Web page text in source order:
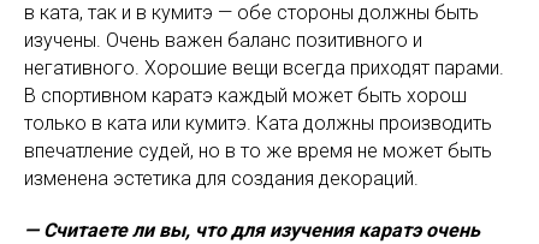
в ката, так и в кумитэ — обе стороны должны быть
изучены. Очень важен баланс позитивного и
негативного. Хорошие вещи всегда приходят парами.
В спортивном каратэ каждый может быть хорош
только в ката или кумитэ. Ката должны производить
впечатление судей, но в то же время не может быть
изменена эстетика для создания декораций.
— Считаете ли вы, что для изучения каратэ очень